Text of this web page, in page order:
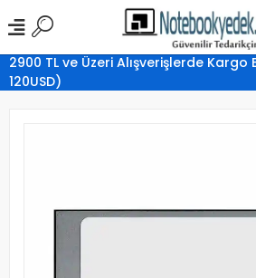
2900 TL ve Üzeri Alışverişlerde
120USD)